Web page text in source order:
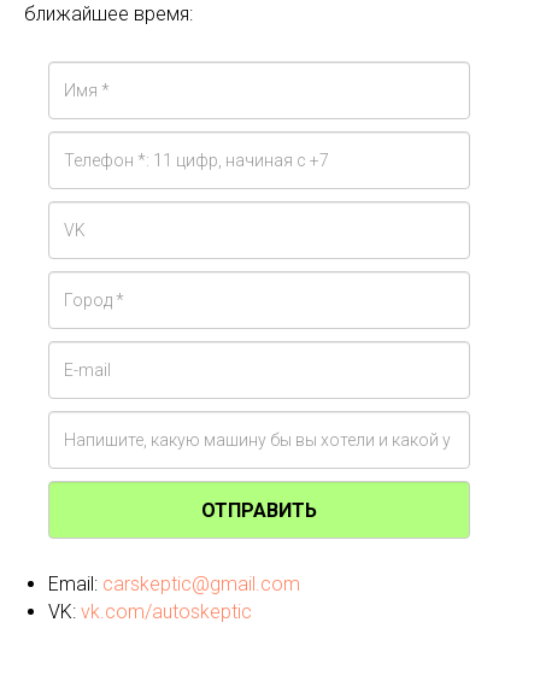
ближайшее время:
ОТПРАВИТЬ
Email: carskeptic@gmail.com
VK: vk.com/autoskeptic